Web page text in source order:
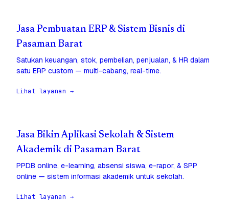
Jasa Pembuatan ERP & Sistem Bisnis di
Pasaman Barat
Satukan keuangan, stok, pembelian, penjualan, & HR dalam
satu ERP custom — multi-cabang, real-time.
Lihat layanan →
Jasa Bikin Aplikasi Sekolah & Sistem
Akademik di Pasaman Barat
PPDB online, e-learning, absensi siswa, e-rapor, & SPP
online — sistem informasi akademik untuk sekolah.
Lihat layanan →